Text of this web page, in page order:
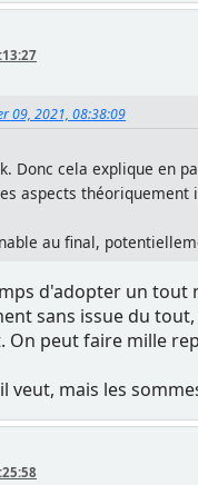
09, 2021, 08:38:09
Donc cela explique en
aspects théoriquement
au final,
d'adopter un tout
sans issue du
peut faire mille
veut, mais les